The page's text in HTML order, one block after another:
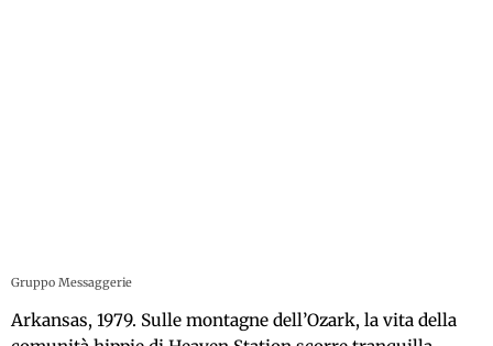
Gruppo Messaggerie
Arkansas, 1979. Sulle montagne dell’Ozark, la vita della